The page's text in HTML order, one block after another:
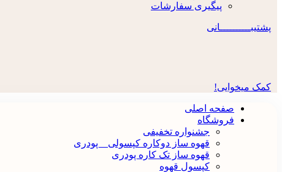
پیگیری سفارشات
پشتیبــــــــــانی
کمک میخوایی!
صفحه اصلی
فروشگاه
جشنواره تخفیفی
قهوه ساز دوکاره کپسولی _ پودری
قهوه‌ ساز تک کاره پودری
کپسول قهوه